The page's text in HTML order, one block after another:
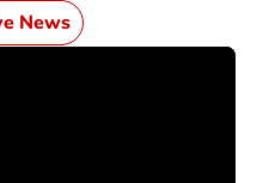
News